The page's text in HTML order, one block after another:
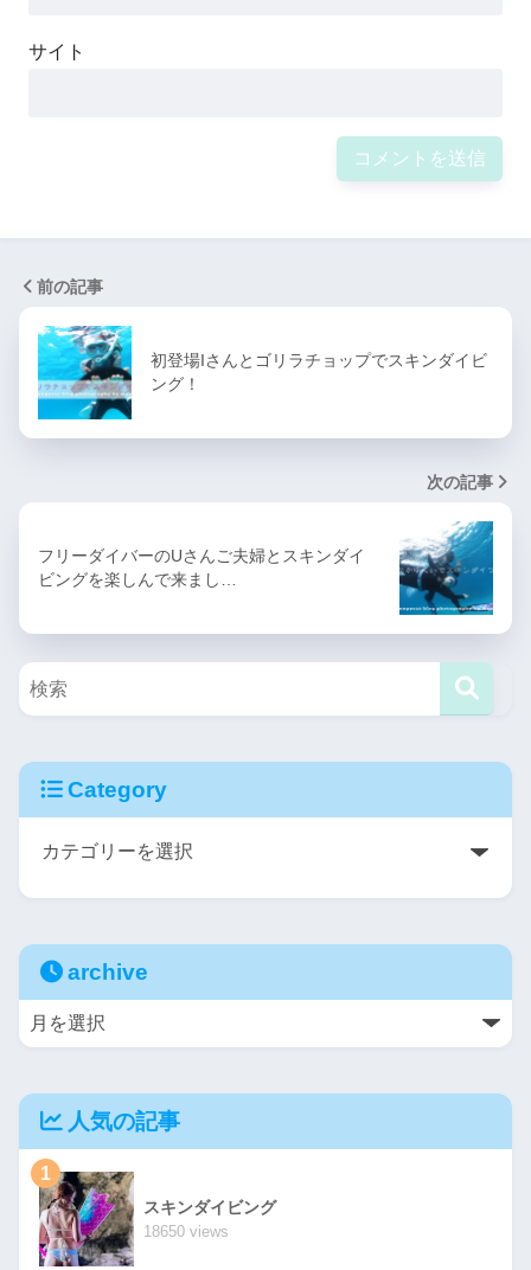
サイト
前の記事
初登場Iさんとゴリラチョップでスキンダイビ
ング！
次の記事
フリーダイバーのUさんご夫婦とスキンダイ
ビングを楽しんで来まし…
Category
archive
人気の記事
1
スキンダイビング
18650 views